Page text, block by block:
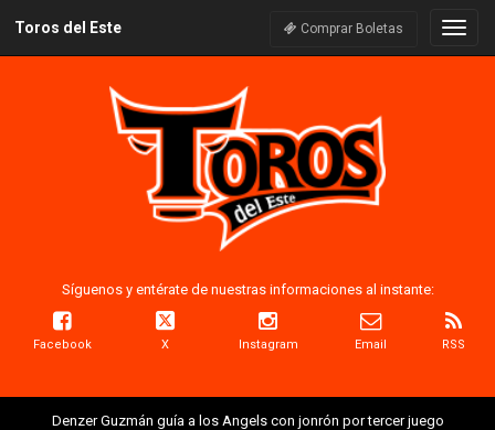
Toros del Este Comprar Boletas
Síguenos y entérate de nuestras informaciones al instante:
Facebook X Instagram Email RSS
Denzer Guzmán guía a los Angels con jonrón por tercer juego